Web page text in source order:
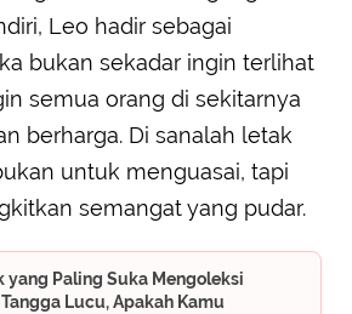
Leo hadir sebagai
bukan sekadar ingin terlihat
semua orang di sekitarnya
berharga. Di sanalah letak
untuk menguasai, tapi
semangat yang pudar.
yang Paling Suka Mengoleksi
Lucu, Apakah Kamu